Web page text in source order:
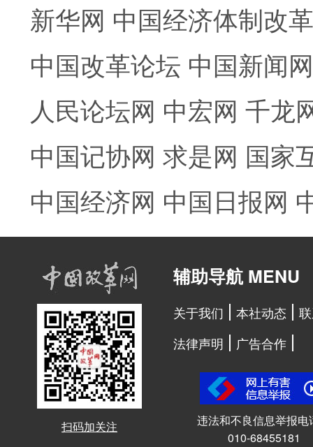
新华网 中国经济体制改
中国改革论坛 中国新闻网
人民论坛网 中宏网 千龙
中国记协网 求是网 国家
中国经济网 中国日报网
扫码加关注
辅助导航 MENU
关于我们 本社动态
法律声明
广告合作
违法和不良信息举报电
010-68455181